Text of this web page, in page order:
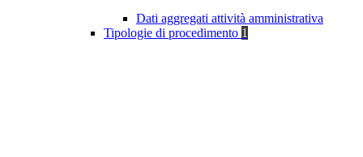
Dati aggregati attività amministrativa
Tipologie di procedimento 1